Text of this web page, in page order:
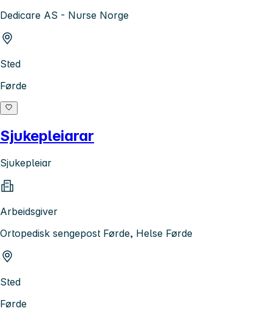
Dedicare AS - Nurse Norge
Sted
Førde
Sjukepleiarar
Sjukepleiar
Arbeidsgiver
Ortopedisk sengepost Førde, Helse Førde
Sted
Førde